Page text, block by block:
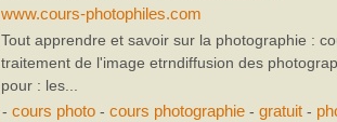
www.cours-photophiles.com
Tout apprendre et savoir sur la photographie :
traitement de l'image etrndiffusion des
pour : les...
- cours photo - cours photographie - gratuit -